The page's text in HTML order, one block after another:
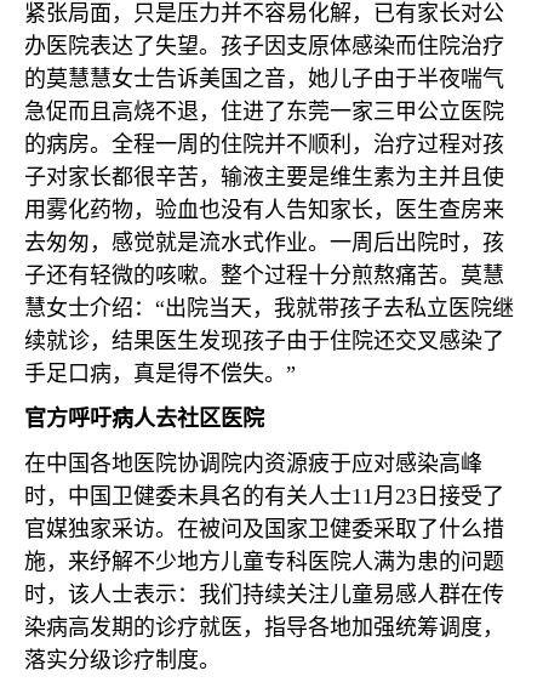
紧张局面，只是压力并不容易化解，已有家长对公
办医院表达了失望。孩子因支原体感染而住院治疗
的莫慧慧女士告诉美国之音，她儿子由于半夜喘气
急促而且高烧不退，住进了东莞一家三甲公立医院
的病房。全程一周的住院并不顺利，治疗过程对孩
子对家长都很辛苦，输液主要是维生素为主并且使
用雾化药物，验血也没有人告知家长，医生查房来
去匆匆，感觉就是流水式作业。一周后出院时，孩
子还有轻微的咳嗽。整个过程十分煎熬痛苦。莫慧
慧女士介绍：“出院当天，我就带孩子去私立医院继
续就诊，结果医生发现孩子由于住院还交叉感染了
手足口病，真是得不偿失。”
官方呼吁病人去社区医院
在中国各地医院协调院内资源疲于应对感染高峰
时，中国卫健委未具名的有关人士11月 23 日接受了
官媒独家采访。在被问及国家卫健委采取了什么措
施，来纾解不少地方儿童专科医院人满为患的问题
时，该人士表示：我们持续关注儿童易感人群在传
染病高发期的诊疗就医，指导各地加强统筹调度，
落实分级诊疗制度。